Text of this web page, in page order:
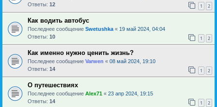
Ответы: 12 1 2
Как водить автобус
Последнее сообщение Swetushka « 19 май 2024, 04:04
Ответы: 10 1 2
Как именно нужно ценить жизнь?
Последнее сообщение Varwen « 08 май 2024, 19:10
Ответы: 14 1 2
О путешествиях
Последнее сообщение Alex71 « 23 апр 2024, 19:15
Ответы: 14 1 2